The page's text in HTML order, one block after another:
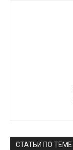
СТАТЬИ ПО ТЕМЕ